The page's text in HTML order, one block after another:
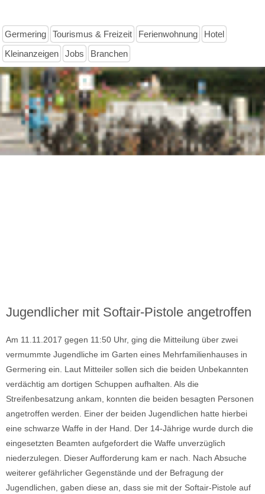
Germering Tourismus & Freizeit Ferienwohnung
Hotel
Kleinanzeigen
Jobs Branchen
Jugendlicher mit Softair-Pistole angetroffen
Am 11.11.2017 gegen 11:50 Uhr, ging die Mitteilung über zwei
vermummte Jugendliche im Garten eines Mehrfamilienhauses in
Germering ein. Laut Mitteiler sollen sich die beiden Unbekannten
verdächtig am dortigen Schuppen aufhalten. Als die
Streifenbesatzung ankam, konnten die beiden besagten Personen
angetroffen werden. Einer der beiden Jugendlichen hatte hierbei
eine schwarze Waffe in der Hand. Der 14-Jährige wurde durch die
eingesetzten Beamten aufgefordert die Waffe unverzüglich
niederzulegen. Dieser Aufforderung kam er nach. Nach Absuche
weiterer gefährlicher Gegenstände und der Befragung der
Jugendlichen, gaben diese an, dass sie mit der Softair-Pistole auf